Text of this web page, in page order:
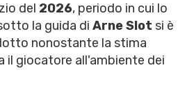
del 2026, periodo in cui lo
la guida di Arne Slot si è
nonostante la stima
il giocatore all'ambiente dei